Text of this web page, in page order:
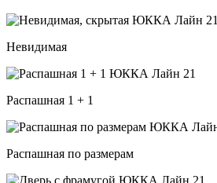
Невидимая
Распашная 1 + 1
Распашная по размерам